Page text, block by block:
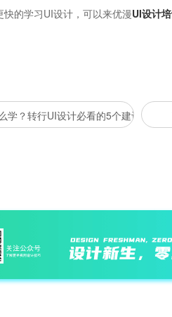
的学习UI设计，可以来优漫UI设计
？转行UI设计必看的5个建议？